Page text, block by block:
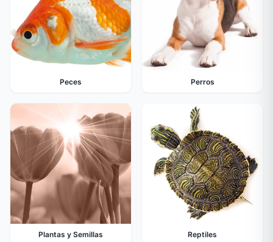
Peces Perros
Plantas y Semillas Reptiles